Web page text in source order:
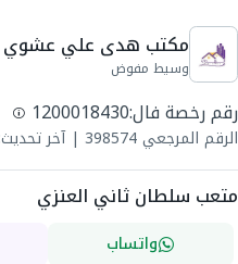
مكتب هدى علي عشوي
وسيط مفوض
رقم رخصة فال:1200018430
الرقم المرجعي398574
|آخر تحديث:
متعب سلطان ثاني العنزي
واتساب